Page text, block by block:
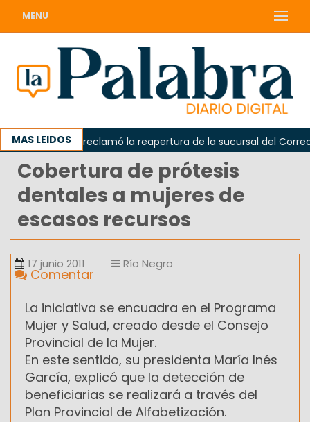
MENU
MAS LEIDOS
Odarda reclamó la reapertura de la sucursal del Correo
Cobertura de prótesis
dentales a mujeres de
escasos recursos
17 junio 2011 Río Negro
Comentar
La iniciativa se encuadra en el Programa
Mujer y Salud, creado desde el Consejo
Provincial de la Mujer.
En este sentido, su presidenta María Inés
García, explicó que la detección de
beneficiarias se realizará a través del
Plan Provincial de Alfabetización.